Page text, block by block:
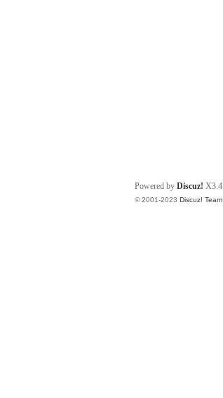
Powered by Discuz! X3.4
© 2001-2023 Discuz! Team